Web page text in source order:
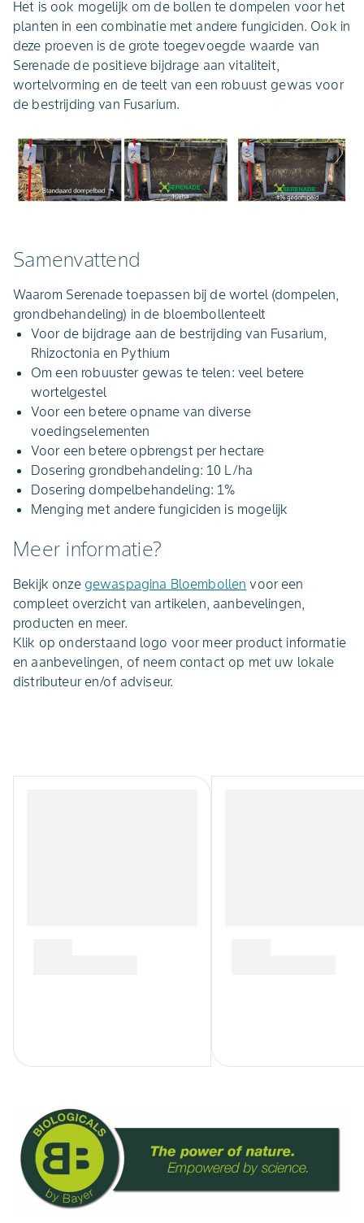
Het is ook mogelijk om de bollen te dompelen voor het
planten in een combinatie met andere fungiciden. Ook in
deze proeven is de grote toegevoegde waarde van
Serenade de positieve bijdrage aan vitaliteit,
wortelvorming en de teelt van een robuust gewas voor
de bestrijding van Fusarium.
Samenvattend
Waarom Serenade toepassen bij de wortel (dompelen,
grondbehandeling) in de bloembollenteelt
Voor de bijdrage aan de bestrijding van Fusarium,
Rhizoctonia en Pythium
Om een robuuster gewas te telen: veel betere
wortelgestel
Voor een betere opname van diverse
voedingselementen
Voor een betere opbrengst per hectare
Dosering grondbehandeling: 10 L/ha
Dosering dompelbehandeling: 1%
Menging met andere fungiciden is mogelijk
Meer informatie?
Bekijk onze gewaspagina Bloembollen voor een
compleet overzicht van artikelen, aanbevelingen,
producten en meer.
Klik op onderstaand logo voor meer product informatie
en aanbevelingen, of neem contact op met uw lokale
distributeur en/of adviseur.